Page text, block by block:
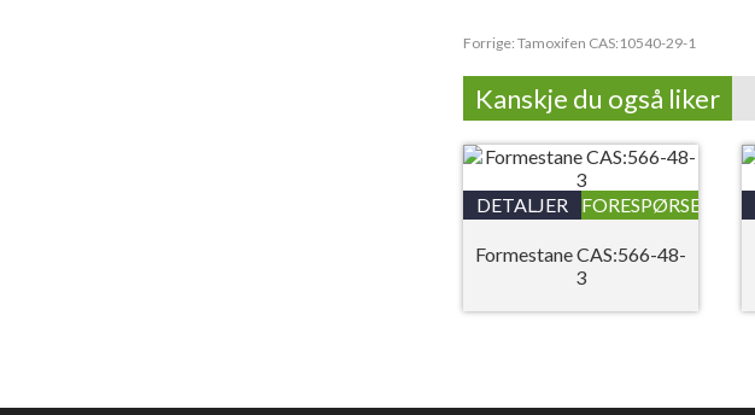
Forrige: Tamoxifen CAS:10540-29-1
Kanskje du også liker
DETALJER FORESPØRSEL
Formestane CAS:566-48-
3